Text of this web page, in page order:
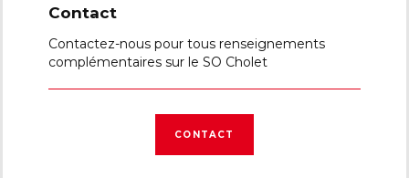
Contact
Contactez-nous pour tous renseignements
complémentaires sur le SO Cholet
CONTACT